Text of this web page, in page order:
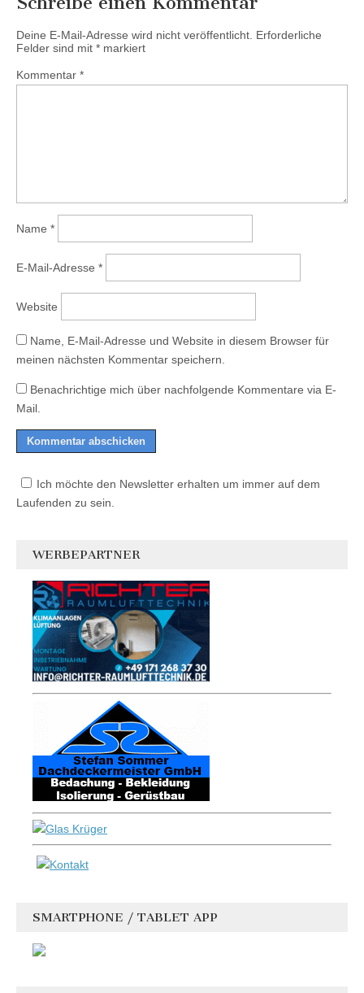
Deine E-Mail-Adresse wird nicht veröffentlicht. Erforderliche
Felder sind mit * markiert
Kommentar *
Name *
E-Mail-Adresse *
Website
Name, E-Mail-Adresse und Website in diesem Browser für
meinen nächsten Kommentar speichern.
Benachrichtige mich über nachfolgende Kommentare via E-
Mail.
Ich möchte den Newsletter erhalten um immer auf dem
Laufenden zu sein.
WERBEPARTNER
SMARTPHONE / TABLET APP